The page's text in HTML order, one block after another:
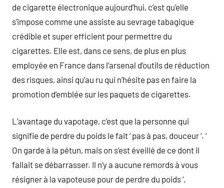
de cigarette électronique aujourd’hui, c’est qu’elle
s’impose comme une assiste au sevrage tabagique
crédible et super efficient pour permettre du
cigarettes. Elle est, dans ce sens, de plus en plus
employée en France dans l’arsenal d’outils de réduction
des risques, ainsi qu’au ru qui n’hésite pas en faire la
promotion d’emblée sur les paquets de cigarettes.
L’avantage du vapotage, c’est que la personne qui
signifie de perdre du poids le fait ‘ pas à pas, douceur ‘. ‘
On garde à la pétun, mais on s’est éveillé de ce dont il
fallait se débarrasser. Il n’y a aucune remords à vous
résigner à la vapoteuse pour de perdre du poids ‘,